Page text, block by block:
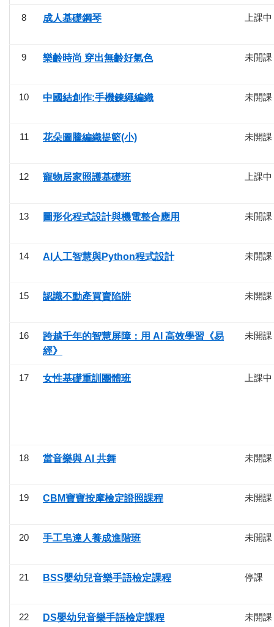
8 成人基礎鋼琴 上課中
9 樂齡時尚 穿出無齡好氣色 未開課
10 中國結創作:手機鍊繩編織 未開課
11 花朵圖騰編織提籃(小) 未開課
12 寵物居家照護基礎班 上課中
13 圖形化程式設計與機電整合應用 未開課
14 AI人工智慧與Python程式設計 未開課
15 認識不動產買賣陷阱 未開課
16
跨越千年的智慧屏障：用 AI 高效學習《易
經》
未開課
17 女性基礎重訓團體班 上課中
18 當音樂與 AI 共舞 未開課
19 CBM寶寶按摩檢定證照課程 未開課
20 手工皂達人養成進階班 未開課
21 BSS嬰幼兒音樂手語檢定課程 停課
22 DS嬰幼兒音樂手語檢定課程 未開課